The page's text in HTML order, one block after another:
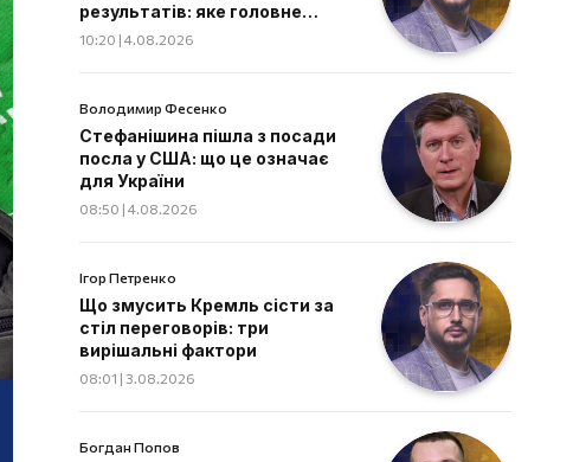
результатів: яке головне
завдання дипломатів
10:20 | 4.08.2026
Володимир Фесенко
Стефанішина пішла з посади
посла у США: що це означає
для України
08:50 | 4.08.2026
Ігор Петренко
Що змусить Кремль сісти за
стіл переговорів: три
вирішальні фактори
08:01 | 3.08.2026
Богдан Попов